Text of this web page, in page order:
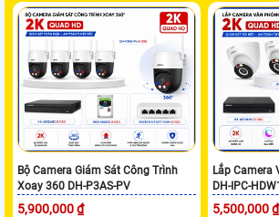
Bộ Camera Giám Sát Công Trình
Xoay 360 DH-P3AS-PV
5,900,000 ₫
Lắp Camera
DH-IPC-
5,500,000 ₫